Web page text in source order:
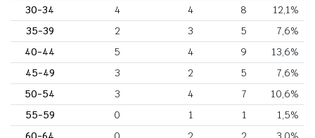
30-34
4 4 8
12,1%
35-39
2 3 5
7,6%
40-44
5 4 9
13,6%
45-49
3 2 5
7,6%
50-54
3 4 7
10,6%
55-59
0 1 1
1,5%